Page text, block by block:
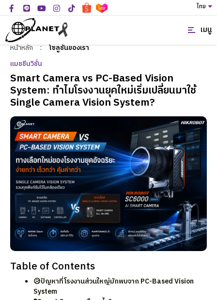
ไทย
เมนู
หน้าหลัก :
โซลูชั่นของเรา
แมชชีนวิชั่น
Smart Camera vs PC-Based Vision
System: ทำไมโรงงานยุคใหม่เริ่มเปลี่ยนมาใช้
Single Camera Vision System?
Table of Contents
😥ปัญหาที่โรงงานส่วนใหญ่มักพบจาก PC-Based Vision
System